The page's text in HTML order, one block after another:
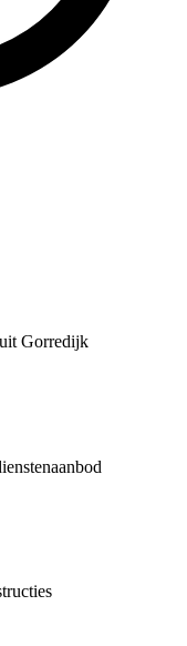
Gorredijk